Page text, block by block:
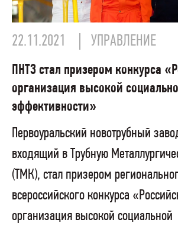
22.11.2021 УПРАВЛЕНИЕ
ПНТЗ стал призером конкурса
организация высокой
эффективности»
Первоуральский новотрубный
входящий в Трубную
(ТМК), стал призером
всероссийского конкурса
организация высокой социальной